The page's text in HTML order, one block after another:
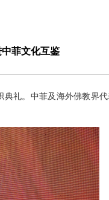
菲文化互鉴
礼。中菲及海外佛教界